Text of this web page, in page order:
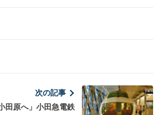
次の記事
田原へ」小田急電鉄